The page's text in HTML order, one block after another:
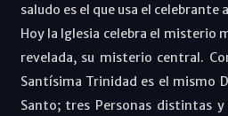
saludo es el que usa el celebrante
Hoy la Iglesia celebra el misterio
revelada, su misterio central.
Santísima Trinidad es el mismo
Santo; tres Personas distintas